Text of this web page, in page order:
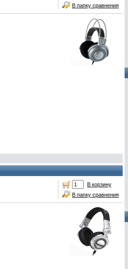
В папку сравнения
В корзину
В папку сравнения